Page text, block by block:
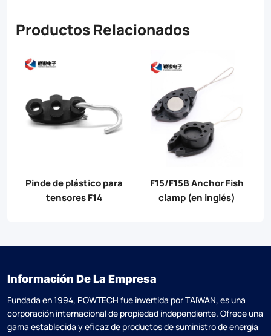
Productos Relacionados
Anillo de bobinado de
Cable F16
Anillo de suspensión de
Cable F16B
Información De La Empresa
Fundada en 1994, POWTECH fue invertida por TAlWAN, es una
corporación internacional de propiedad independiente. Ofrece una
gama establecida y eficaz de productos de suministro de energía